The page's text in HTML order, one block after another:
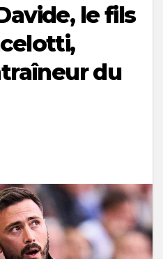
le fils
du